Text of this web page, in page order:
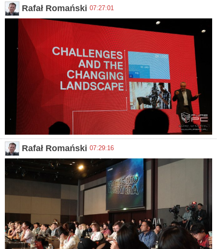
Rafał Romański 07:27:01
Rafał Romański 07:29:16